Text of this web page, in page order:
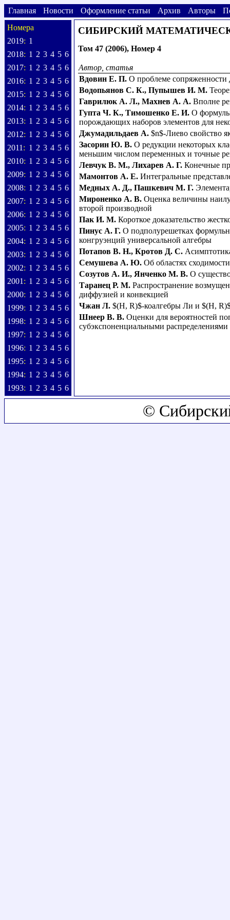
Главная Новости Оформление статьи Архив Авторы
Номера
2019: 1
2018: 1 2 3 4 5 6
2017: 1 2 3 4 5 6
2016: 1 2 3 4 5 6
2015: 1 2 3 4 5 6
2014: 1 2 3 4 5 6
2013: 1 2 3 4 5 6
2012: 1 2 3 4 5 6
2011 : 1 2 3 4 5 6
2010: 1 2 3 4 5 6
2009: 1 2 3 4 5 6
2008: 1 2 3 4 5 6
2007: 1 2 3 4 5 6
2006: 1 2 3 4 5 6
2005: 1 2 3 4 5 6
2004: 1 2 3 4 5 6
2003: 1 2 3 4 5 6
2002: 1 2 3 4 5 6
2001 : 1 2 3 4 5 6
2000: 1 2 3 4 5 6
1999: 1 2 3 4 5 6
1998: 1 2 3 4 5 6
1997: 1 2 3 4 5 6
1996: 1 2 3 4 5 6
1995: 1 2 3 4 5 6
1994: 1 2 3 4 5 6
1993: 1 2 3 4 5 6
СИБИРСКИЙ
Том 47 (2006), Номер 4
Автор, статья
Вдовин Е. П. О проблеме сопряженности
Водопьянов С. К., Пупышев И. М.
Гаврилюк А. Л., Махнев А. А. Вполне
Гупта Ч. К., Тимошенко Е. И. О
порождающих наборов элементов для
Джумадильдаев А. $n$-Лиево свойство
Засорин Ю. В. О редукции некоторых
меньшим числом переменных и точные
Левчук В. М., Лихарев А. Г. Конечные
Мамонтов А. Е. Интегральные
Медных А. Д., Пашкевич М. Г.
Мироненко А. В. Оценка величины
второй производной
Пак И. М. Короткое доказательство
Пинус А. Г. О подполурешетках
конгруэнций универсальной алгебры
Потапов В. Н., Кротов Д. С.
Семушева А. Ю. Об областях
Созутов А. И., Янченко М. В. О
Таранец Р. М. Распространение
диффузией и конвекцией
Чжан Л. $(H, R)$-коалгебры Ли и $(H,
Шнеер В. В. Оценки для вероятностей
субэкспоненциальными распределениями
©